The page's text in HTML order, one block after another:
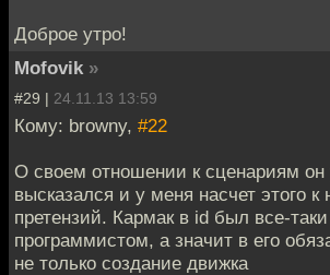
Доброе утро!
Mofovik »
#29 | 24.11.13 13:59
Кому: browny, #22
О своем отношении к сценариям он
высказался и у меня насчет этого к
претензий. Кармак в id был все-
программистом, а значит в его
не только создание движка